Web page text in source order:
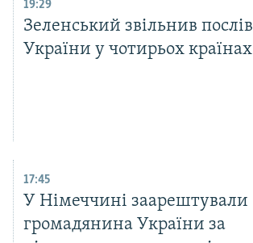
19:29
Зеленський звільнив послів
України у чотирьох країнах
17:45
У Німеччині заарештували
громадянина України за